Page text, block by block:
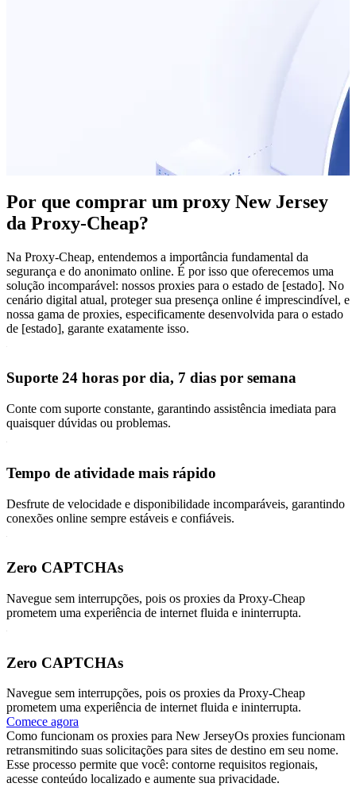
Por que comprar um proxy New Jersey
da Proxy-Cheap?
Na Proxy-Cheap, entendemos a importância fundamental da
segurança e do anonimato online. É por isso que oferecemos uma
solução incomparável: nossos proxies para o estado de [estado]. No
cenário digital atual, proteger sua presença online é imprescindível, e
nossa gama de proxies, especificamente desenvolvida para o estado
de [estado], garante exatamente isso.
Suporte 24 horas por dia, 7 dias por semana
Conte com suporte constante, garantindo assistência imediata para
quaisquer dúvidas ou problemas.
Tempo de atividade mais rápido
Desfrute de velocidade e disponibilidade incomparáveis, garantindo
conexões online sempre estáveis e confiáveis.
Zero CAPTCHAs
Navegue sem interrupções, pois os proxies da Proxy-Cheap
prometem uma experiência de internet fluida e ininterrupta.
Zero CAPTCHAs
Navegue sem interrupções, pois os proxies da Proxy-Cheap
prometem uma experiência de internet fluida e ininterrupta.
Comece agora
Como funcionam os proxies para New JerseyOs proxies funcionam
retransmitindo suas solicitações para sites de destino em seu nome.
Esse processo permite que você: contorne requisitos regionais,
acesse conteúdo localizado e aumente sua privacidade.